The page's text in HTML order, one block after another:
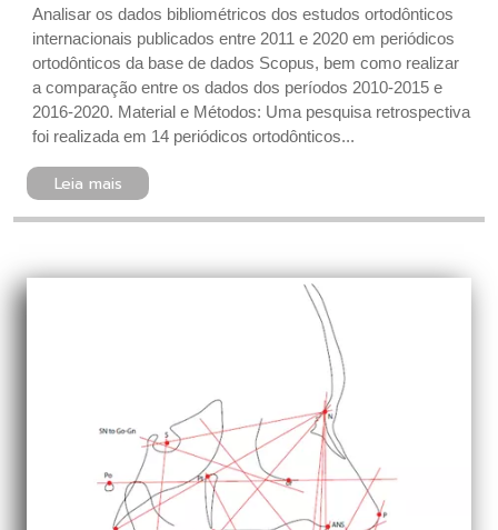
Analisar os dados bibliométricos dos estudos ortodônticos
internacionais publicados entre 2011 e 2020 em periódicos
ortodônticos da base de dados Scopus, bem como realizar
a comparação entre os dados dos períodos 2010-2015 e
2016-2020. Material e Métodos: Uma pesquisa retrospectiva
foi realizada em 14 periódicos ortodônticos...
Leia mais